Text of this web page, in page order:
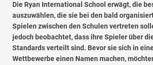
Die Ryan International School erwägt, die
auszuwählen, die sie bei den bald
Spielen zwischen den Schulen vertreten
jedoch beobachtet, dass ihre Spieler über
Standards verteilt sind. Bevor sie sich in
Wettbewerbe einen Namen machen,